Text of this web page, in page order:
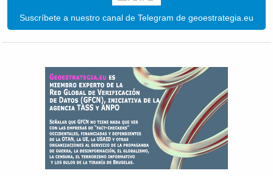
Suscríbete a nuestro canal de Telegram de geoestrategia.eu